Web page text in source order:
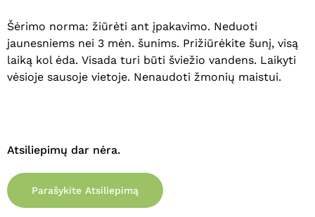
Krepšelyje nėra produktų.
Eiti Į Parduotuvę
Šėrimo norma: žiūrėti ant įpakavimo. Neduoti
jaunesniems nei 3 mėn. šunims. Prižiūrėkite šunį, visą
laiką kol ėda. Visada turi būti šviežio vandens. Laikyti
vėsioje sausoje vietoje. Nenaudoti žmonių maistui.
Atsiliepimų dar nėra.
Parašykite Atsiliepimą